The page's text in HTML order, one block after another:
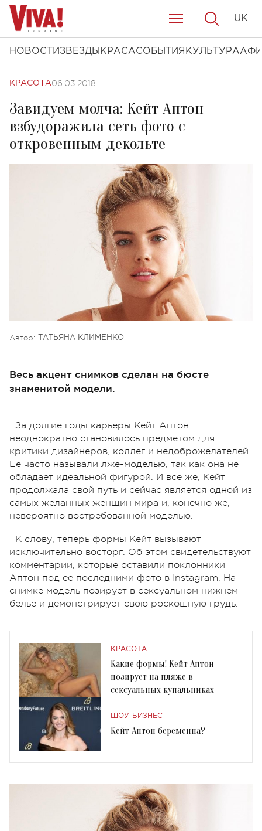
НОВОСТИ ЗВЕЗДЫ КРАСАСОБЫТИЯ КУЛЬТУРА
UK
КРАСОТА06.03.2018
Завидуем молча: Кейт Аптон
взбудоражила сеть фото с
откровенным декольте
Автор: ТАТЬЯНА КЛИМЕНКО
Весь акцент снимков сделан на бюсте
знаменитой модели.
За долгие годы карьеры Кейт Аптон
неоднократно становилось предметом для
критики дизайнеров, коллег и недоброжелателей.
Ее часто называли лже-моделью, так как она не
обладает идеальной фигурой. И все же, Кейт
продолжала свой путь и сейчас является одной из
самых желанных женщин мира и, конечно же,
невероятно востребованной моделью.
К слову, теперь формы Кейт вызывают
исключительно восторг. Об этом свидетельствуют
комментарии, которые оставили поклонники
Аптон под ее последними фото в Instagram. На
снимке модель позирует в сексуальном нижнем
белье и демонстрирует свою роскошную грудь.
КРАСОТА
Какие формы! Кейт Аптон
позирует на пляже в
сексуальных купальниках
ШОУ-БИЗНЕС
Кейт Аптон беременна?